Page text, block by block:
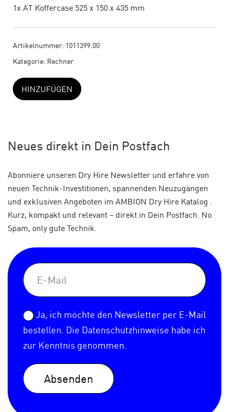
1x AT Koffercase 525 x 150 x 435 mm
Artikelnummer: 1011399.00
Kategorie: Rechner
HINZUFÜGEN
Neues direkt in Dein Postfach
Abonniere unseren Dry Hire Newsletter und erfahre von
neuen Technik-Investitionen, spannenden Neuzugängen
und exklusiven Angeboten im AMBION Dry Hire Katalog .
Kurz, kompakt und relevant – direkt in Dein Postfach. No
Spam, only gute Technik.
Ja, ich möchte den Newsletter per E-Mail
bestellen. Die Datenschutzhinweise habe ich
zur Kenntnis genommen.
Absenden